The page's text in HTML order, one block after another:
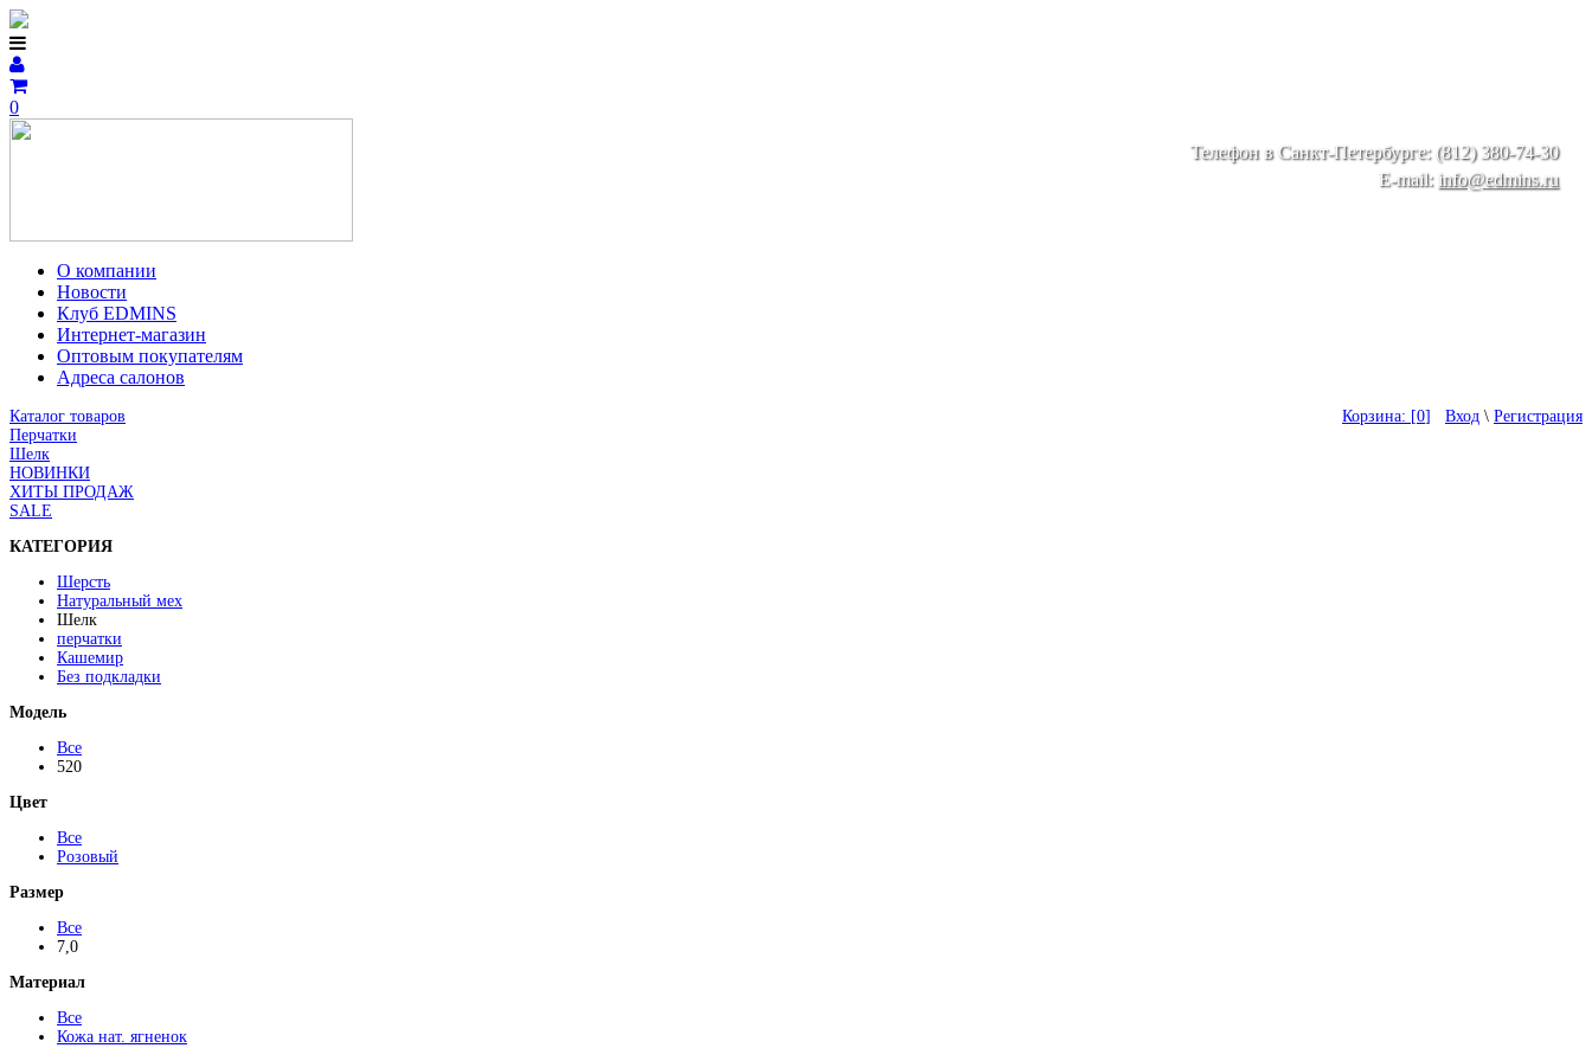
0
Телефон в Санкт-Петербурге: (812) 380-74-30
E-mail: info@edmins.ru
О компании
Новости
Клуб EDMINS
Интернет-магазин
Оптовым покупателям
Адреса салонов
Корзина: [0] Вход \ Регистрация
Каталог товаров
Перчатки
Шелк
НОВИНКИ
ХИТЫ ПРОДАЖ
SALE
КАТЕГОРИЯ
Шерсть
Натуральный мех
Шелк
перчатки
Кашемир
Без подкладки
Модель
Все
520
Цвет
Все
Розовый
Размер
Все
7,0
Материал
Все
Кожа нат. ягненок